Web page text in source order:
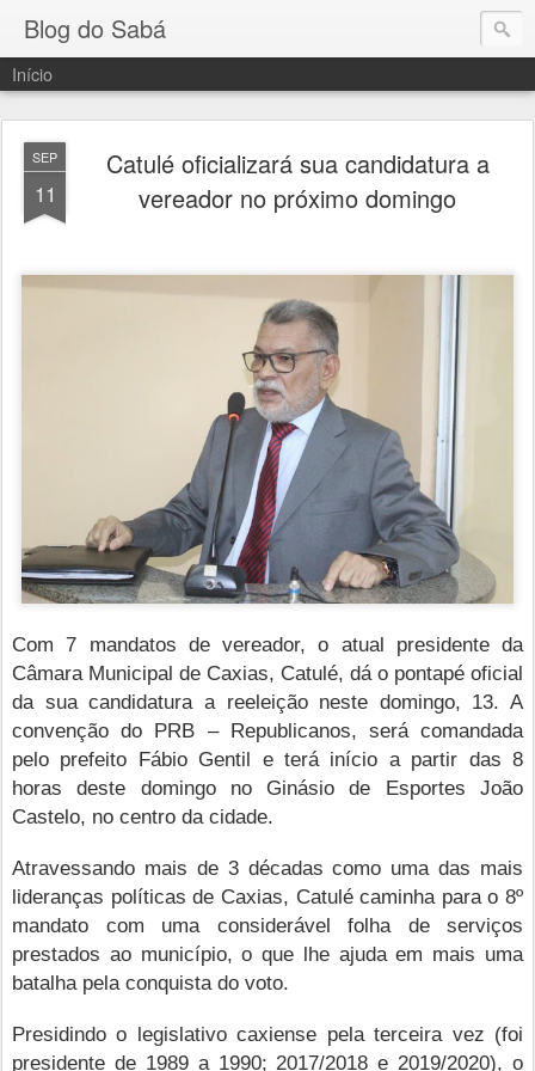
Blog do Sabá
Início
SEP
11
Catulé oficializará sua candidatura a
vereador no próximo domingo
Com 7 mandatos de vereador, o atual presidente da
Câmara Municipal de Caxias, Catulé, dá o pontapé oficial
da sua candidatura a reeleição neste domingo, 13. A
convenção do PRB – Republicanos, será comandada
pelo prefeito Fábio Gentil e terá início a partir das 8
horas deste domingo no Ginásio de Esportes João
Castelo, no centro da cidade.
Atravessando mais de 3 décadas como uma das mais
lideranças políticas de Caxias, Catulé caminha para o 8º
mandato com uma considerável folha de serviços
prestados ao município, o que lhe ajuda em mais uma
batalha pela conquista do voto.
Presidindo o legislativo caxiense pela terceira vez (foi
presidente de 1989 a 1990; 2017/2018 e 2019/2020), o